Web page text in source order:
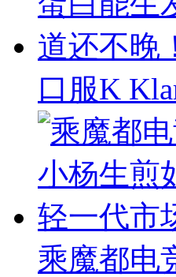
口服K
乘魔都电